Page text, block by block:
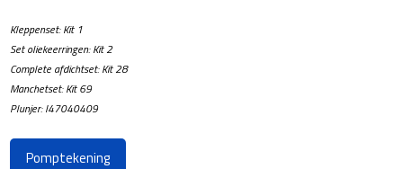
Kleppenset: Kit 1
Set oliekeerringen: Kit 2
Complete afdichtset: Kit 28
Manchetset: Kit 69
Plunjer: I47040409
Pomptekening